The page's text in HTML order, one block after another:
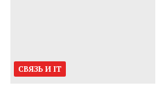
СВЯЗЬ И IT